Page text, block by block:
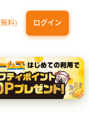
無料) ログイン
：JCBカード S
) セットプラン